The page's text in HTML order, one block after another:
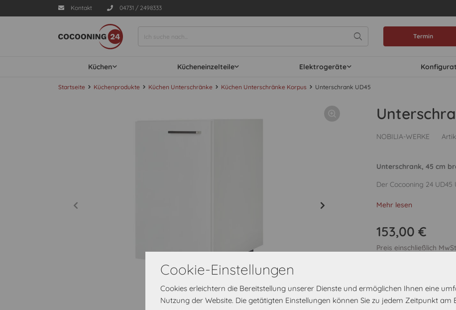
Cookie-Einstellungen
Cookies erleichtern die Bereitstellung unserer Dienste und ermöglichen Ihnen eine
Nutzung der Website. Die getätigten Einstellungen können Sie zu jedem Zeitpunkt am
Kontakt 04731 / 2498333
Termin
Küchen Kücheneinzelteile Elektrogeräte
Startseite Küchenprodukte Küchen Unterschränke Küchen Unterschränke Korpus Unterschrank UD45
NOBILIA-WERKE
Unterschrank, 45 cm
Der Cocooning 24 UD45
Mehr lesen
153,00 €
Preis einschließlich